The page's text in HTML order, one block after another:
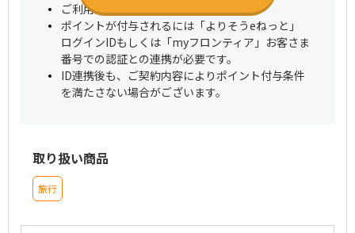
ご利用にはログインが必要です
ポイントが付与されるには「よりそうeねっと」
ログインIDもしくは「myフロンティア」お客さま
番号での認証との連携が必要です。
ID連携後も、ご契約内容によりポイント付与条件
を満たさない場合がございます。
取り扱い商品
旅行